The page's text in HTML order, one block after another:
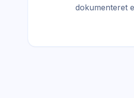
dokumenteret